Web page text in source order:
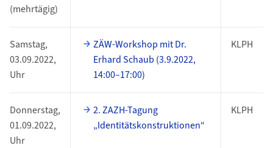
(mehrtägig)
Samstag,
03.09.2022,
Uhr
ZÄW-Workshop mit Dr.
Erhard Schaub (3.9.2022,
14:00–17:00)
KLPH
Donnerstag,
01.09.2022,
Uhr
2. ZAZH-Tagung
„Identitätskonstruktionen“
KLPH